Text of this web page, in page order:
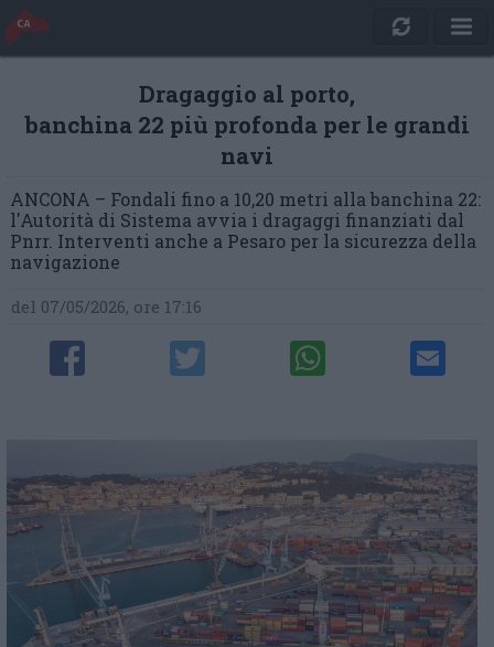
Dragaggio al porto,
banchina 22 più profonda per le grandi
navi
ANCONA – Fondali fino a 10,20 metri alla banchina 22:
l'Autorità di Sistema avvia i dragaggi finanziati dal
Pnrr. Interventi anche a Pesaro per la sicurezza della
navigazione
del 07/05/2026, ore 17:16